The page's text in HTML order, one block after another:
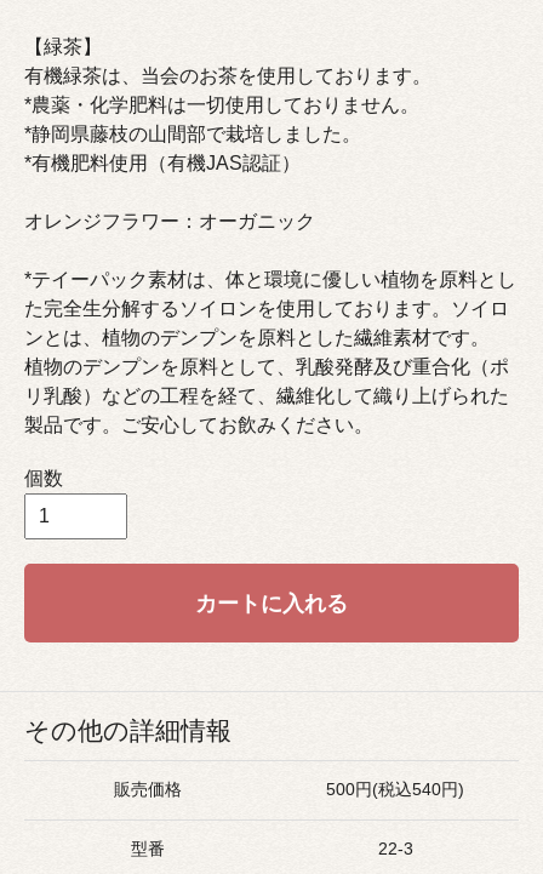
【緑茶】
有機緑茶は、当会のお茶を使用しております。
*農薬・化学肥料は一切使用しておりません。
*静岡県藤枝の山間部で栽培しました。
*有機肥料使用（有機JAS認証）
オレンジフラワー：オーガニック
*テイーパック素材は、体と環境に優しい植物を原料とし
た完全生分解するソイロンを使用しております。ソイロ
ンとは、植物のデンプンを原料とした繊維素材です。
植物のデンプンを原料として、乳酸発酵及び重合化（ポ
リ乳酸）などの工程を経て、繊維化して織り上げられた
製品です。ご安心してお飲みください。
個数
カートに入れる
その他の詳細情報
販売価格 500円(税込540円)
型番 22-3